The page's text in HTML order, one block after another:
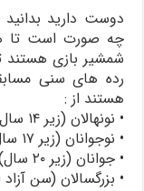
دوست دارید
چه صورت است تا
شمشیر بازی هستند
رده های سنی
هستند از :
• نونهالان (زیر ۱۴ سال)
• نوجوانان (زیر ۱۷ سال)
• جوانان (زیر ۲۰ سال)
• بزرگسالان (سن